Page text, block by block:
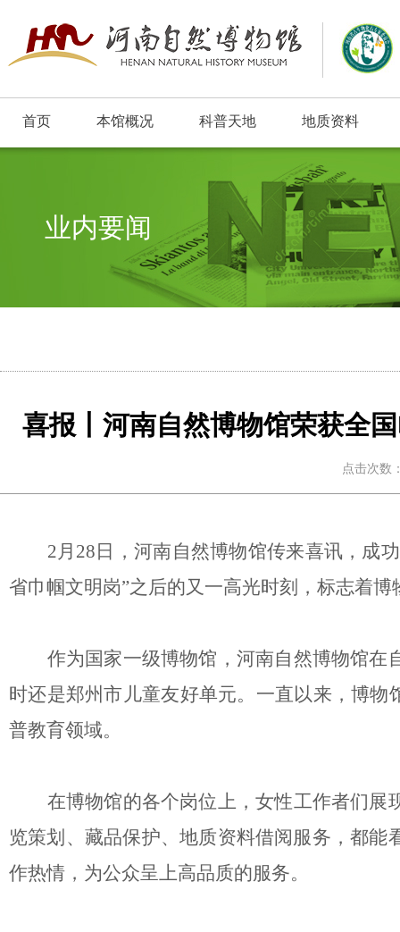
首页 本馆概况 科普天地 地质资料
业内要闻
喜报丨河南自然博物馆荣获全
点击次数
2月28日，河南自然博物馆传来喜讯，成
省巾帼文明岗”之后的又一高光时刻，标志着
作为国家一级博物馆，河南自然博物馆
时还是郑州市儿童友好单元。一直以来，博物
普教育领域。
在博物馆的各个岗位上，女性工作者们
览策划、藏品保护、地质资料借阅服务，都
作热情，为公众呈上高品质的服务。